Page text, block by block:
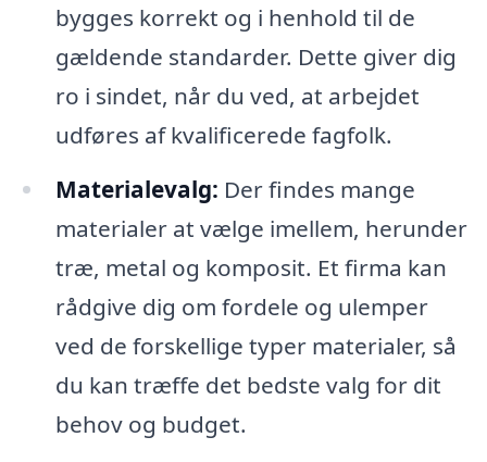
bygges korrekt og i henhold til de
gældende standarder. Dette giver dig
ro i sindet, når du ved, at arbejdet
udføres af kvalificerede fagfolk.
Materialevalg: Der findes mange
materialer at vælge imellem, herunder
træ, metal og komposit. Et firma kan
rådgive dig om fordele og ulemper
ved de forskellige typer materialer, så
du kan træffe det bedste valg for dit
behov og budget.